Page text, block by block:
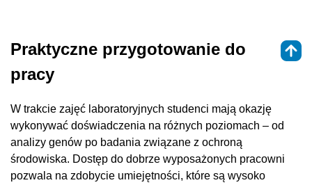
Praktyczne przygotowanie do
pracy
W trakcie zajęć laboratoryjnych studenci mają okazję
wykonywać doświadczenia na różnych poziomach – od
analizy genów po badania związane z ochroną
środowiska. Dostęp do dobrze wyposażonych pracowni
pozwala na zdobycie umiejętności, które są wysoko